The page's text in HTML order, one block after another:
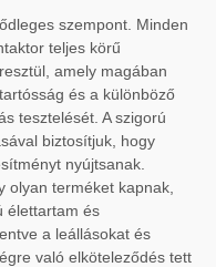
szempont. Minden
teljes körű
amely magában
és a különböző
tesztelését. A szigorú
biztosítjuk, hogy
nyújtsanak.
olyan terméket kapnak,
élettartam és
a leállásokat és
való elköteleződés tett